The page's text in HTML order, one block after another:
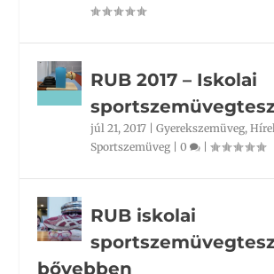
RUB 2017 – Iskolai
júl 21, 2017 |Gyerekszemüveg,
Sportszemüveg |0 |
RUB iskolai
bővebben